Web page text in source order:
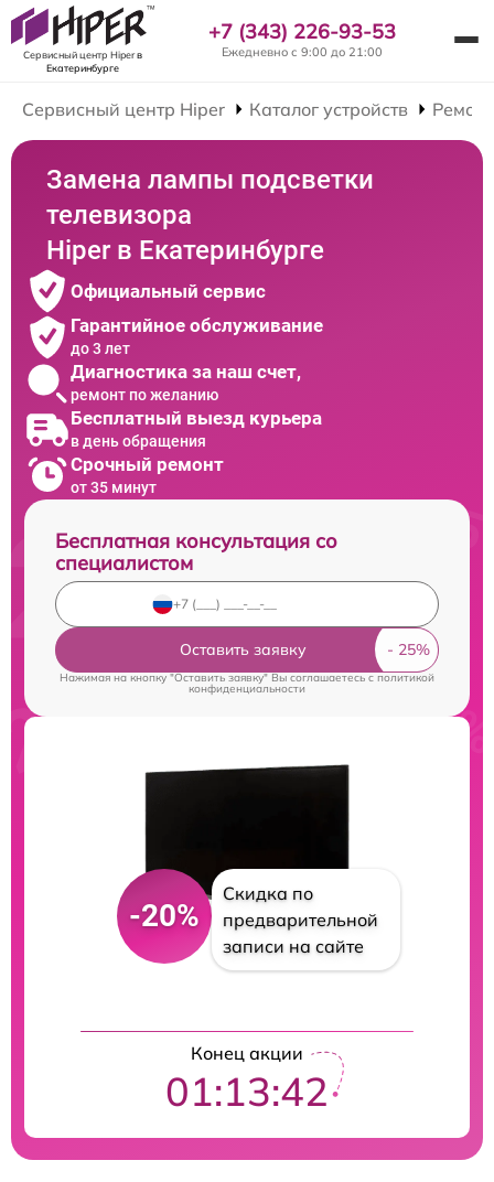
Сервисный центр Hiperв
Екатеринбурге
+7 (343) 226-93-53
Ежедневно с 9:00 до 21:00
Сервисный центр Hiper Каталог устройств
Замена лампы подсветки
телевизора
Hiper в Екатеринбурге
Официальный сервис
Гарантийное обслуживание
до 3 лет
Диагностика за наш счет,
ремонт по желанию
Бесплатный выезд курьера
в день обращения
Срочный ремонт
от 35 минут
Бесплатная консультация со
специалистом
Оставить заявку
Нажимая на кнопку "Оставить заявку" Вы соглашаетесь cполитикой
конфиденциальности
-20%
Скидка по
предварительной
записи на сайте
Конец акции
01:13:42